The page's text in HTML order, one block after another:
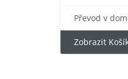
Převod v
Zobrazit